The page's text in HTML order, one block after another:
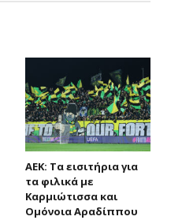
ΑΕΚ: Τα εισιτήρια για
τα φιλικά με
Καρμιώτισσα και
Ομόνοια Αραδίππου